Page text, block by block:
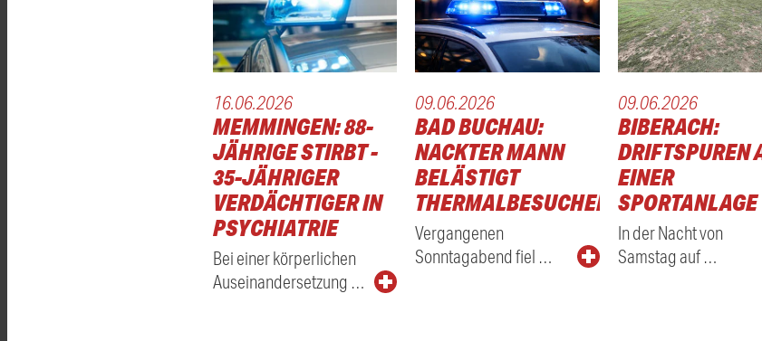
16.06.2026
MEMMINGEN: 88-
JÄHRIGE STIRBT -
35-JÄHRIGER
VERDÄCHTIGER IN
PSYCHIATRIE
Bei einer körperlichen
Auseinandersetzung …
09.06.2026
BAD BUCHAU:
NACKTER MANN
BELÄSTIGT
THERMALBESUCHER
Vergangenen
Sonntagabend fiel …
09.06.2026
BIBERACH:
DRIFTSPUREN
EINER
SPORTANLAGE
In der Nacht von
Samstag auf …